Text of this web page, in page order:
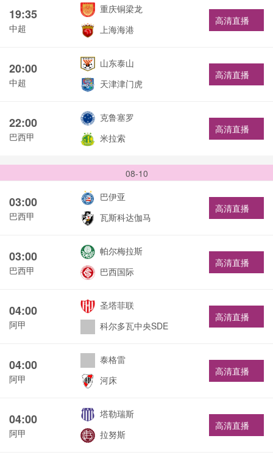
19:35
中超
重庆铜梁龙
上海海港
高清直播
20:00
中超
山东泰山
天津津门虎
高清直播
22:00
巴西甲
克鲁塞罗
米拉索
高清直播
08-10
03:00
巴西甲
巴伊亚
瓦斯科达伽马
高清直播
03:00
巴西甲
帕尔梅拉斯
巴西国际
高清直播
04:00
阿甲
圣塔菲联
科尔多瓦中央SDE
高清直播
04:00
阿甲
泰格雷
河床
高清直播
04:00
阿甲
塔勒瑞斯
拉努斯
高清直播